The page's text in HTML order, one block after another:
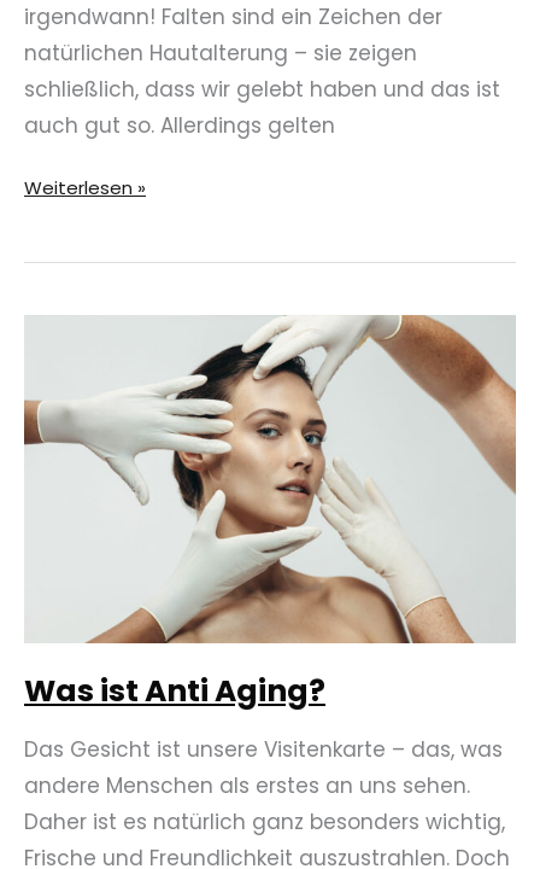
irgendwann! Falten sind ein Zeichen der
natürlichen Hautalterung – sie zeigen
schließlich, dass wir gelebt haben und das ist
auch gut so. Allerdings gelten
Wie
ich
Weiterlesen »
Was ist Anti Aging?
Das Gesicht ist unsere Visitenkarte – das, was
andere Menschen als erstes an uns sehen.
Daher ist es natürlich ganz besonders wichtig,
Frische und Freundlichkeit auszustrahlen. Doch